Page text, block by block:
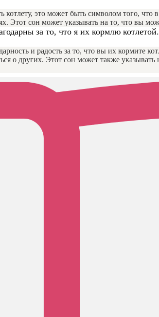
котлету, это может быть символом того,
Этот сон может указывать на то, что вы
за то, что я их кормлю
и радость за то, что вы их кормите
о других. Этот сон может также